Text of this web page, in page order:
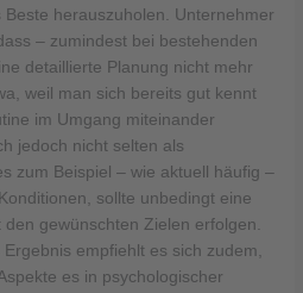
herauszuholen. Unternehmer
– zumindest bei bestehenden
detaillierte Planung nicht mehr
weil man sich bereits gut kennt
im Umgang miteinander
jedoch nicht selten als
zum Beispiel – wie aktuell häufig –
sollte unbedingt eine
gewünschten Zielen erfolgen.
empfiehlt es sich zudem,
es in psychologischer